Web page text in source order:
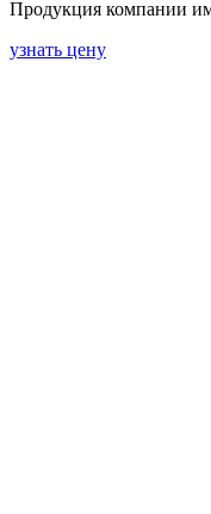
Продукция компании
узнать цену